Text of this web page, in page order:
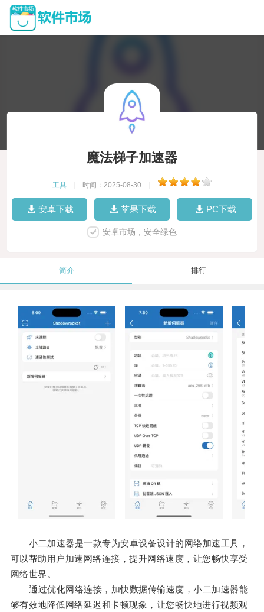
魔法梯子加速器
工具 时间：2025-08-30
安卓下载 苹果下载 PC下载
安卓市场，安全绿色
简介 排行
小二加速器是一款专为安卓设备设计的网络加速工具，
可以帮助用户加速网络连接，提升网络速度，让您畅快享受
网络世界。
通过优化网络连接，加快数据传输速度，小二加速器能
够有效地降低网络延迟和卡顿现象，让您畅快地进行视频观